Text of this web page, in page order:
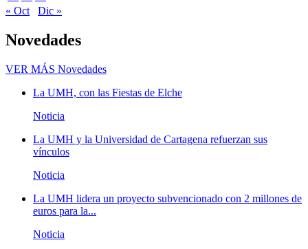
« Oct
Dic »
Novedades
VER MÁS Novedades
La UMH, con las Fiestas de Elche
Noticia
La UMH y la Universidad de Cartagena refuerzan sus
vínculos
Noticia
La UMH lidera un proyecto subvencionado con 2 millones de
euros para la...
Noticia